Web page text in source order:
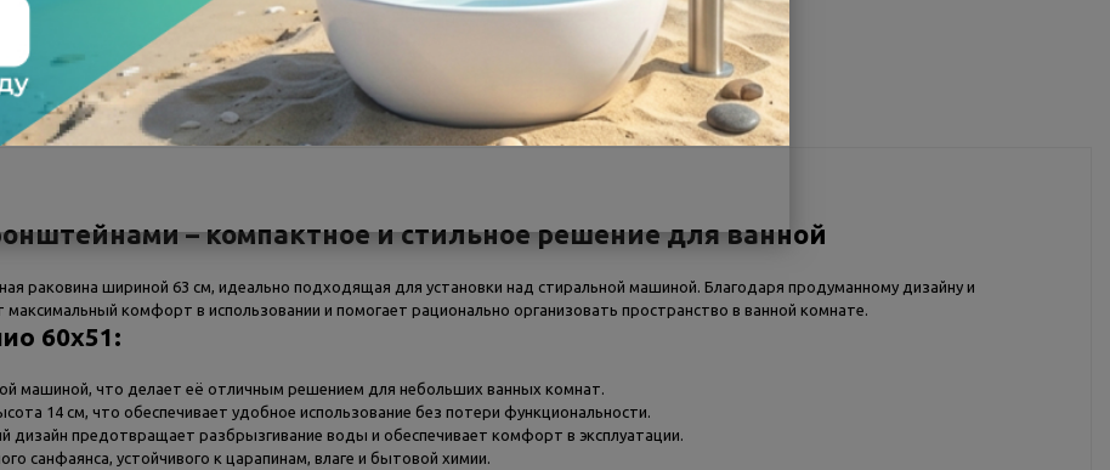
Отзывы
– компактное и стильное решение для ванной
раковина шириной 63 см, идеально подходящая для установки над стиральной машиной. Благодаря продуманному дизайну и
комфорт в использовании и помогает рационально организовать пространство в ванной комнате.
60х51:
машиной, что делает её отличным решением для небольших ванных комнат.
14 см, что обеспечивает удобное использование без потери функциональности.
предотвращает разбрызгивание воды и обеспечивает комфорт в эксплуатации.
санфаянса, устойчивого к царапинам, влаге и бытовой химии.